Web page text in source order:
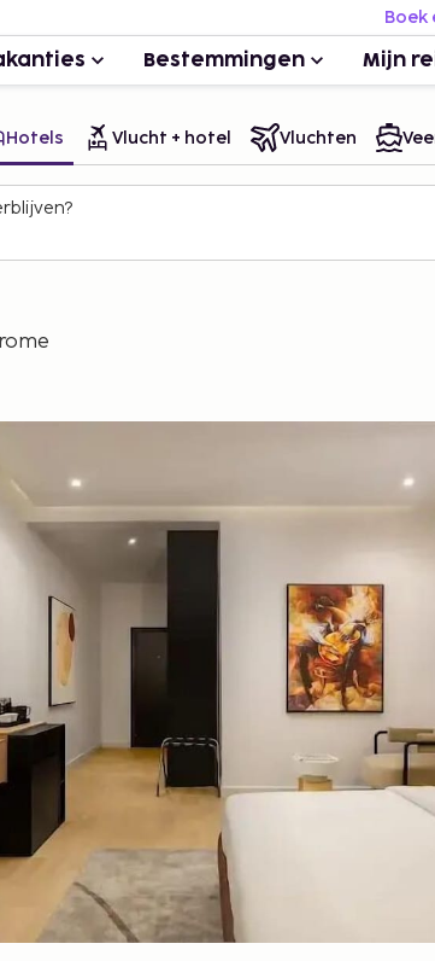
Boek
Bestemmingen Mijn
Hotels Vlucht + hotel Vluchten